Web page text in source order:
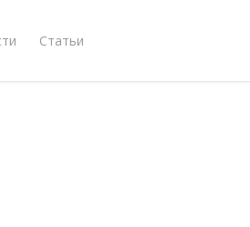
Статьи